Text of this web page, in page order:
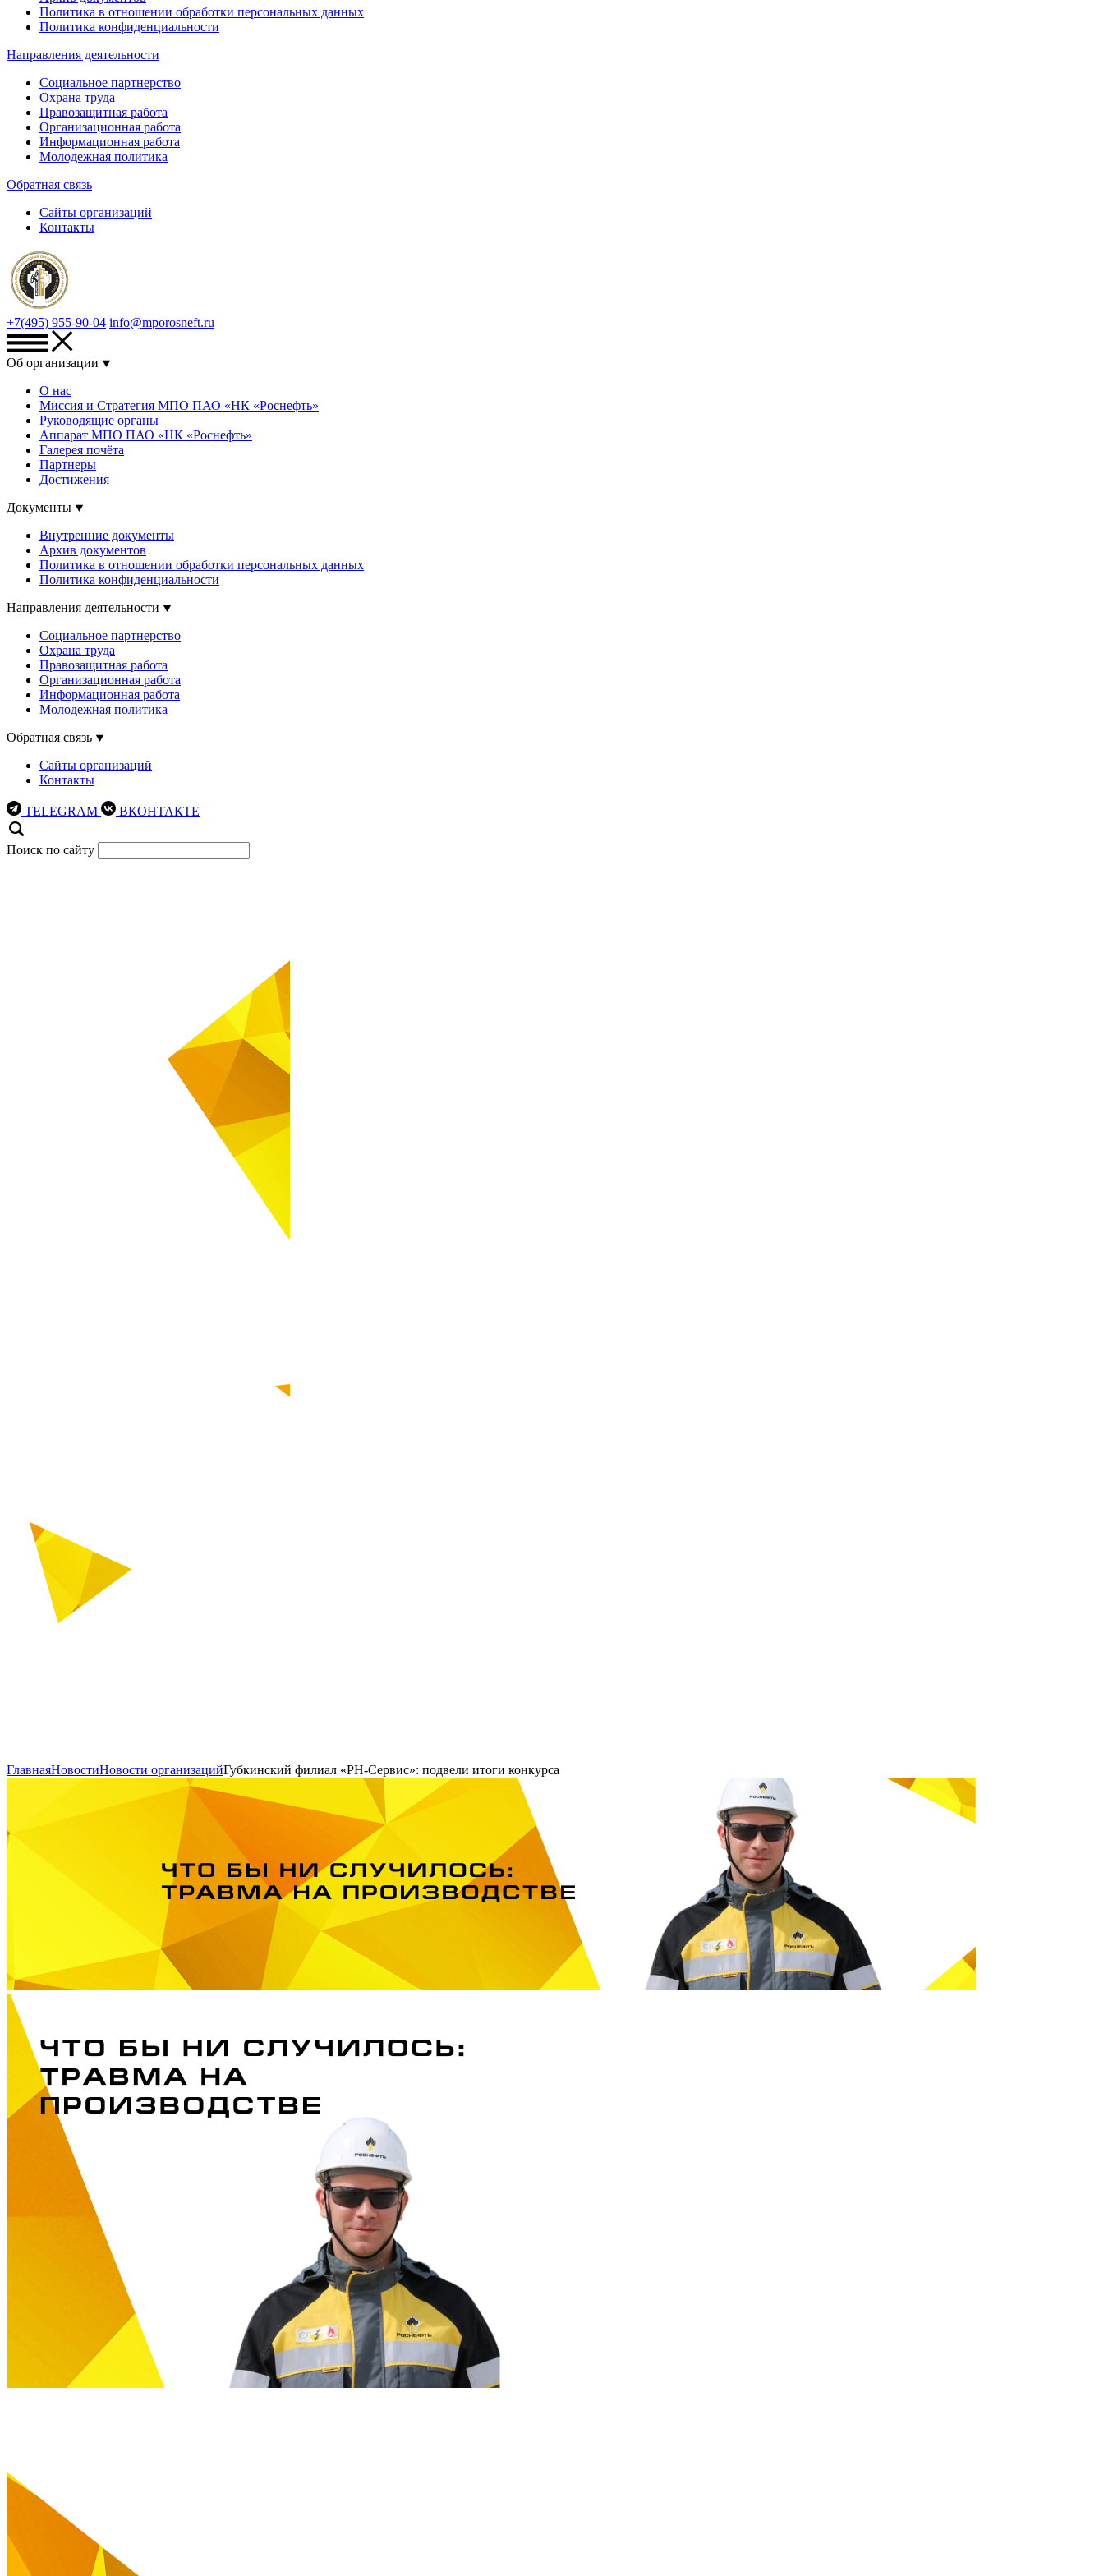
Политика в отношении обработки персональных данных
Политика конфиденциальности
Направления деятельности
Социальное партнерство
Охрана труда
Правозащитная работа
Организационная работа
Информационная работа
Молодежная политика
Обратная связь
Сайты организаций
Контакты
+7(495) 955-90-04 info@mporosneft.ru
Об организации
О нас
Миссия и Стратегия МПО ПАО «НК «Роснефть»
Руководящие органы
Аппарат МПО ПАО «НК «Роснефть»
Галерея почёта
Партнеры
Достижения
Документы
Внутренние документы
Архив документов
Политика в отношении обработки персональных данных
Политика конфиденциальности
Направления деятельности
Социальное партнерство
Охрана труда
Правозащитная работа
Организационная работа
Информационная работа
Молодежная политика
Обратная связь
Сайты организаций
Контакты
TELEGRAM ВКОНТАКТЕ
Поиск по сайту
ГлавнаяНовостиНовости организацийГубкинский филиал «РН-Сервис»: подвели итоги конкурса